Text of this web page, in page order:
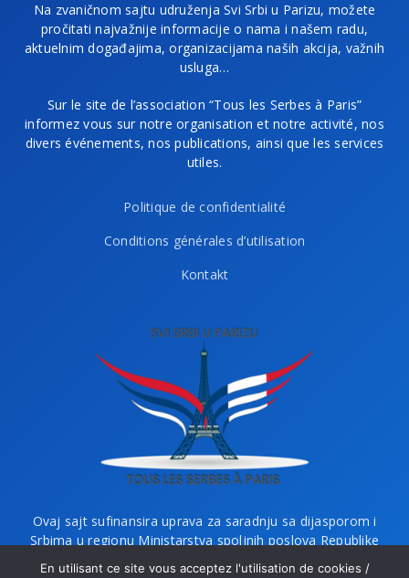
Na zvaničnom sajtu udruženja Svi Srbi u Parizu, možete
pročitati najvažnije informacije o nama i našem radu,
aktuelnim događajima, organizacijama naših akcija, važnih
usluga…
Sur le site de l’association “Tous les Serbes à Paris”
informez vous sur notre organisation et notre activité, nos
divers événements, nos publications, ainsi que les services
utiles.
Politique de confidentialité
Conditions générales d’utilisation
Kontakt
Ovaj sajt sufinansira uprava za saradnju sa dijasporom i
Srbima u regionu Ministarstva spoljnih poslova Republike
Srbije i Ministarstvo bez portfelja zaduženo za dijasporu.
En utilisant ce site vous acceptez l'utilisation de cookies /